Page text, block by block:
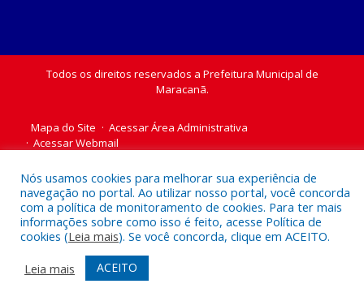
Todos os direitos reservados a Prefeitura Municipal de
Maracanã.
Mapa do Site
Acessar Área Administrativa
Acessar Webmail
Nós usamos cookies para melhorar sua experiência de
navegação no portal. Ao utilizar nosso portal, você concorda
com a política de monitoramento de cookies. Para ter mais
informações sobre como isso é feito, acesse Política de
cookies (Leia mais). Se você concorda, clique em ACEITO.
Leia mais
ACEITO